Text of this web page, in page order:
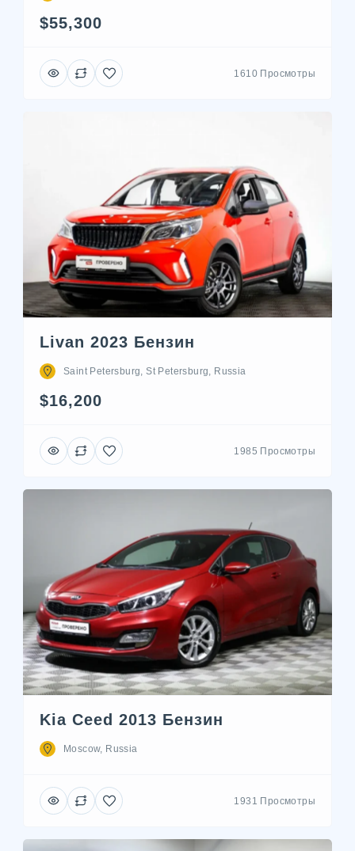
$55,300
1610 Просмотры
Livan 2023 Бензин
Saint Petersburg, St Petersburg, Russia
$16,200
1985 Просмотры
Kia Ceed 2013 Бензин
Moscow, Russia
1931 Просмотры